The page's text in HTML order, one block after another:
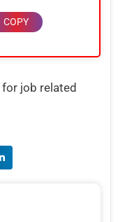
for job related